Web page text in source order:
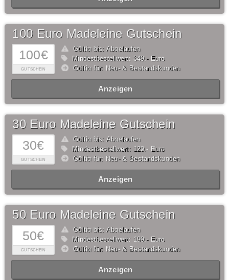
100€
GUTSCHEIN
100 Euro Madeleine Gutschein
Gültig bis: Abgelaufen
Mindestbestellwert: 349,- Euro
Gültig für: Neu- & Bestandskunden
Anzeigen
30€
GUTSCHEIN
30 Euro Madeleine Gutschein
Gültig bis: Abgelaufen
Mindestbestellwert: 129,- Euro
Gültig für: Neu- & Bestandskunden
Anzeigen
50€
GUTSCHEIN
50 Euro Madeleine Gutschein
Gültig bis: Abgelaufen
Mindestbestellwert: 199,- Euro
Gültig für: Neu- & Bestandskunden
Anzeigen